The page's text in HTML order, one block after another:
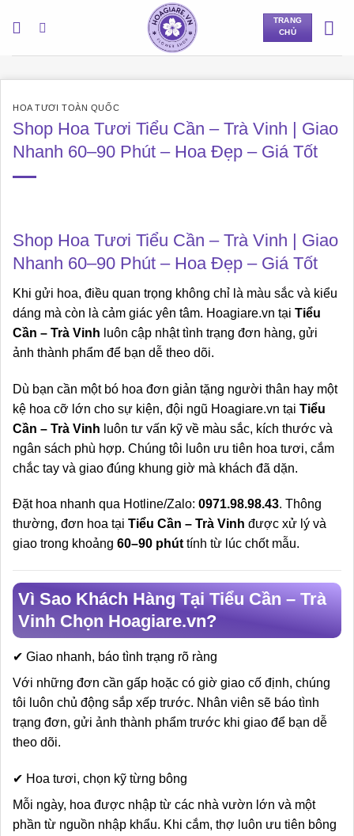
TRANG
CHỦ
HOA TƯƠI TOÀN QUỐC
Shop Hoa Tươi Tiểu Cần – Trà Vinh | Giao
Nhanh 60–90 Phút – Hoa Đẹp – Giá Tốt
Shop Hoa Tươi Tiểu Cần – Trà Vinh | Giao
Nhanh 60–90 Phút – Hoa Đẹp – Giá Tốt
Khi gửi hoa, điều quan trọng không chỉ là màu sắc và kiểu
dáng mà còn là cảm giác yên tâm. Hoagiare.vn tại Tiểu
Cần – Trà Vinh luôn cập nhật tình trạng đơn hàng, gửi
ảnh thành phẩm để bạn dễ theo dõi.
Dù bạn cần một bó hoa đơn giản tặng người thân hay một
kệ hoa cỡ lớn cho sự kiện, đội ngũ Hoagiare.vn tại Tiểu
Cần – Trà Vinh luôn tư vấn kỹ về màu sắc, kích thước và
ngân sách phù hợp. Chúng tôi luôn ưu tiên hoa tươi, cắm
chắc tay và giao đúng khung giờ mà khách đã dặn.
Đặt hoa nhanh qua Hotline/Zalo: 0971.98.98.43. Thông
thường, đơn hoa tại Tiểu Cần – Trà Vinh được xử lý và
giao trong khoảng 60–90 phút tính từ lúc chốt mẫu.
Vì Sao Khách Hàng Tại Tiểu Cần – Trà
Vinh Chọn Hoagiare.vn?
✔ Giao nhanh, báo tình trạng rõ ràng
Với những đơn cần gấp hoặc có giờ giao cố định, chúng
tôi luôn chủ động sắp xếp trước. Nhân viên sẽ báo tình
trạng đơn, gửi ảnh thành phẩm trước khi giao để bạn dễ
theo dõi.
✔ Hoa tươi, chọn kỹ từng bông
Mỗi ngày, hoa được nhập từ các nhà vườn lớn và một
phần từ nguồn nhập khẩu. Khi cắm, thợ luôn ưu tiên bông